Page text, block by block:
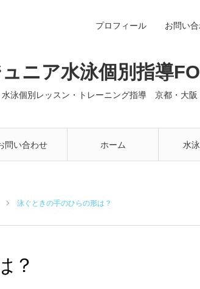
ニア水泳個別指導
水泳個別レッスン・トレーニング指導 京都・大阪
問い合わせ ホーム 水
プロフィール お問い
泳ぐときの手のひらの形は？
？